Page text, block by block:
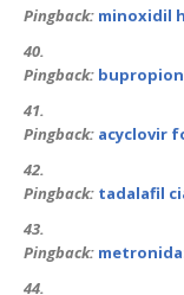
Pingback: minoxidil
Pingback:
Pingback: acyclovir
Pingback: tadalafil
Pingback: